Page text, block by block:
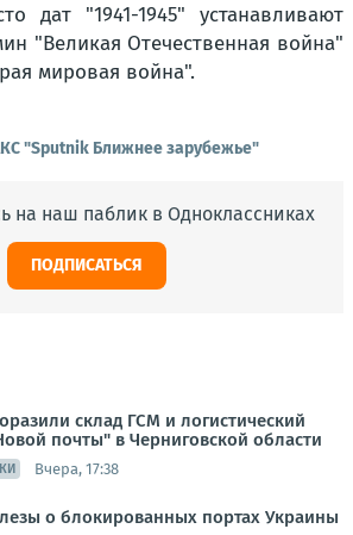
дат "1941-1945" устанавливают
"Великая Отечественная война"
мировая война".
"Sputnik Ближнее зарубежье"
на наш паблик в Одноклассниках
ПОДПИСАТЬСЯ
склад ГСМ и логистический
почты" в Черниговской области
Вчера, 17:38
о блокированных портах Украины